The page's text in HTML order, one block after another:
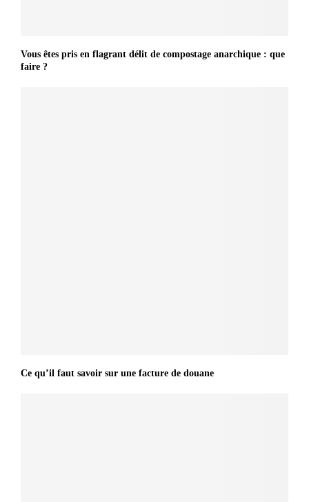
Vous êtes pris en flagrant délit de compostage anarchique : que
faire ?
Ce qu’il faut savoir sur une facture de douane